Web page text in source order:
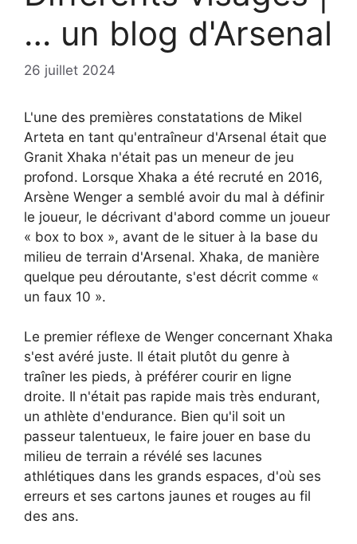
… un blog d'Arsenal
26 juillet 2024
L'une des premières constatations de Mikel
Arteta en tant qu'entraîneur d'Arsenal était que
Granit Xhaka n'était pas un meneur de jeu
profond. Lorsque Xhaka a été recruté en 2016,
Arsène Wenger a semblé avoir du mal à définir
le joueur, le décrivant d'abord comme un joueur
« box to box », avant de le situer à la base du
milieu de terrain d'Arsenal. Xhaka, de manière
quelque peu déroutante, s'est décrit comme «
un faux 10 ».
Le premier réflexe de Wenger concernant Xhaka
s'est avéré juste. Il était plutôt du genre à
traîner les pieds, à préférer courir en ligne
droite. Il n'était pas rapide mais très endurant,
un athlète d'endurance. Bien qu'il soit un
passeur talentueux, le faire jouer en base du
milieu de terrain a révélé ses lacunes
athlétiques dans les grands espaces, d'où ses
erreurs et ses cartons jaunes et rouges au fil
des ans.